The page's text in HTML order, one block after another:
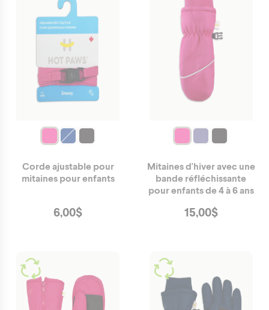
Corde ajustable pour
mitaines pour enfants
6,00$
Mitaines d'hiver avec une
bande réfléchissante
pour enfants de 4 à 6 ans
15,00$